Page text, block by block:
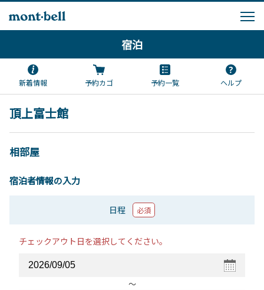
宿泊
新着情報 予約カゴ 予約一覧 ヘルプ
頂上富士館
相部屋
宿泊者情報の入力
日程 必須
チェックアウト日を選択してください。
〜